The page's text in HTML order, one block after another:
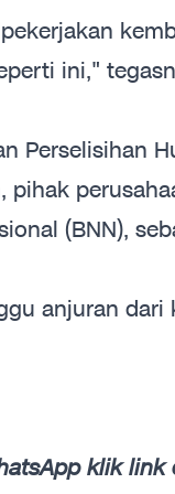
ini,"
Perselisihan
pihak
(BNN),
anjuran
klik